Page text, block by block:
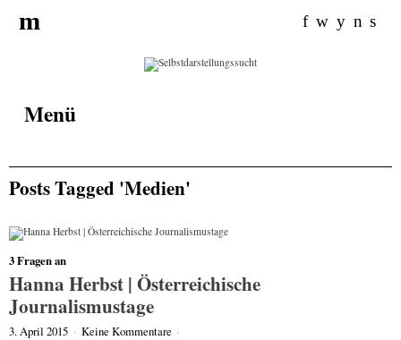
f w y n s
m
Menü
Posts Tagged 'Medien'
3 Fragen an
Hanna Herbst | Österreichische
Journalismustage
3. April 2015 · Keine Kommentare ·